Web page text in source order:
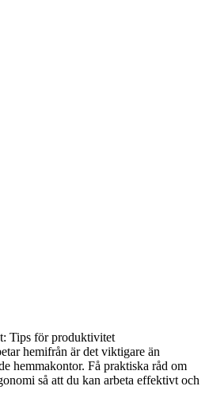
Tips för produktivitet
hemifrån är det viktigare än
hemmakontor. Få praktiska råd om
så att du kan arbeta effektivt och